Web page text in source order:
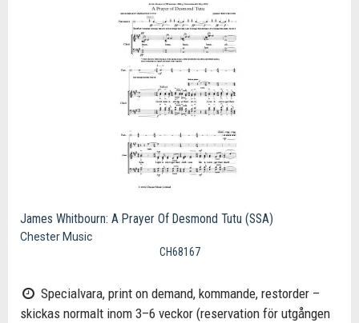
James Whitbourn: A Prayer Of Desmond Tutu (SSA)
Chester Music
CH68167
Specialvara, print on demand, kommande, restorder –
skickas normalt inom 3–6 veckor (reservation för utgången